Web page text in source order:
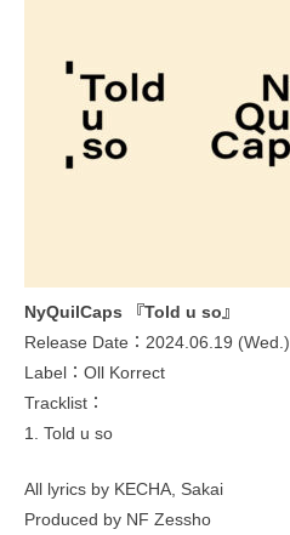
NyQuilCaps 『Told u so』
Release Date：2024.06.19 (Wed.)
Label：Oll Korrect
Tracklist：
1. Told u so
All lyrics by KECHA, Sakai
Produced by NF Zessho